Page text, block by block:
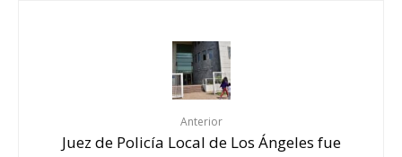
Anterior
Juez de Policía Local de Los Ángeles fue